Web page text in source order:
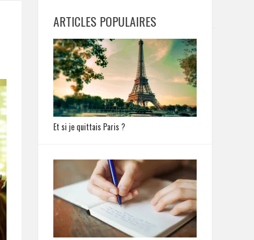
ARTICLES POPULAIRES
Et si je quittais Paris ?